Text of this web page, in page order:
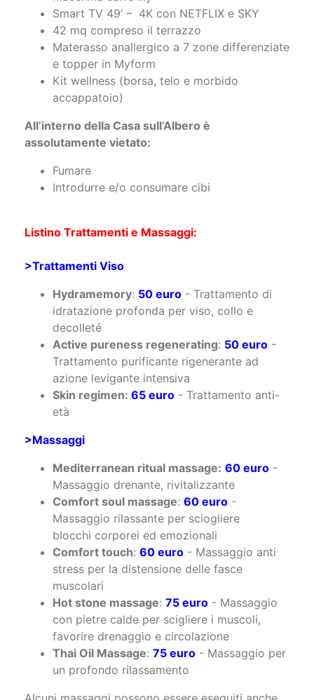
e topper in Myform
Kit wellness (borsa, telo e morbido
accappatoio)
All’interno della Casa sull’Albero è
assolutamente vietato:
Introdurre e/o consumare cibi
Listino Trattamenti e Massaggi:
Hydramemory : 50 euro- Trattamento di
decolleté
Active pureness regenerating:50 euro-
Trattamento purificante rigenerante ad
azione levigante intensiva
Skin regimen:65 euro- Trattamento anti-
età
>Massaggi
Mediterranean ritual massage:
Comfort soul massage
Massaggio rilassante per sciogliere
blocchi corporei ed emozionali
Comfort touch:60 euro - Massaggio anti
stress per la distensione delle fasce
muscolari
Hot stone massage:75 euro- Massaggio
con pietre calde per scigliere i muscoli,
favorire drenaggio e circolazione
Thai Oil Massage:75 euro- Massaggio per
un profondo rilassamento
Alcuni massaggi possono essere eseguiti anche
solo parzialmente:35 euro - durata 30 minuti